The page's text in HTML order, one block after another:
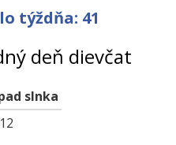
týždňa: 41
deň dievčat
slnka